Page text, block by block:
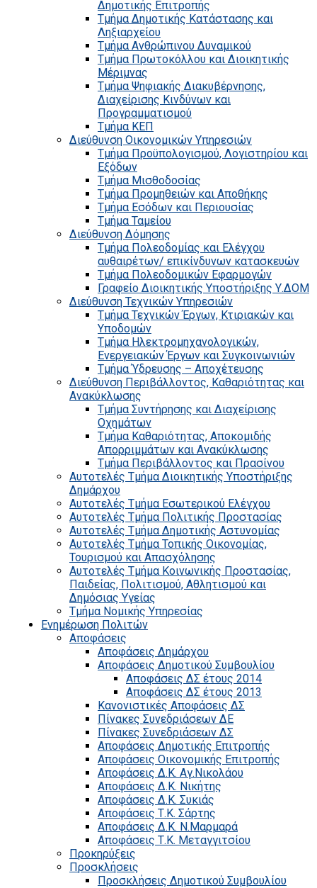
Δημοτικής Επιτροπής
Τμήμα Δημοτικής Κατάστασης και
Ληξιαρχείου
Τμήμα Ανθρώπινου Δυναμικού
Τμήμα Πρωτοκόλλου και Διοικητικής
Μέριμνας
Τμήμα Ψηφιακής Διακυβέρνησης,
Διαχείρισης Κινδύνων και
Προγραμματισμού
Τμήμα ΚΕΠ
Διεύθυνση Οικονομικών Υπηρεσιών
Τμήμα Προϋπολογισμού, Λογιστηρίου και
Εξόδων
Τμήμα Μισθοδοσίας
Τμήμα Προμηθειών και Αποθήκης
Τμήμα Εσόδων και Περιουσίας
Τμήμα Ταμείου
Διεύθυνση Δόμησης
Τμήμα Πολεοδομίας και Ελέγχου
αυθαιρέτων/ επικίνδυνων κατασκευών
Τμήμα Πολεοδομικών Εφαρμογών
Γραφείο Διοικητικής Υποστήριξης Υ.ΔΟΜ
Διεύθυνση Τεχνικών Υπηρεσιών
Τμήμα Τεχνικών Έργων, Κτιριακών και
Υποδομών
Τμήμα Ηλεκτρομηχανολογικών,
Ενεργειακών Έργων και Συγκοινωνιών
Τμήμα Ύδρευσης – Αποχέτευσης
Διεύθυνση Περιβάλλοντος, Καθαριότητας και
Ανακύκλωσης
Τμήμα Συντήρησης και Διαχείρισης
Οχημάτων
Τμήμα Καθαριότητας, Αποκομιδής
Απορριμμάτων και Ανακύκλωσης
Τμήμα Περιβάλλοντος και Πρασίνου
Αυτοτελές Τμήμα Διοικητικής Υποστήριξης
Δημάρχου
Αυτοτελές Τμήμα Εσωτερικού Ελέγχου
Αυτοτελές Τμήμα Πολιτικής Προστασίας
Αυτοτελές Τμήμα Δημοτικής Αστυνομίας
Αυτοτελές Τμήμα Τοπικής Οικονομίας,
Τουρισμού και Απασχόλησης
Αυτοτελές Τμήμα Κοινωνικής Προστασίας,
Παιδείας, Πολιτισμού, Αθλητισμού και
Δημόσιας Υγείας
Τμήμα Νομικής Υπηρεσίας
Ενημέρωση Πολιτών
Αποφάσεις
Αποφάσεις Δημάρχου
Αποφάσεις Δημοτικού Συμβουλίου
Αποφάσεις ΔΣ έτους 2014
Αποφάσεις ΔΣ έτους 2013
Κανονιστικές Αποφάσεις ΔΣ
Πίνακες Συνεδριάσεων ΔΕ
Πίνακες Συνεδριάσεων ΔΣ
Αποφάσεις Δημοτικής Επιτροπής
Αποφάσεις Οικονομικής Επιτροπής
Αποφάσεις Δ.Κ. Αγ.Νικολάου
Αποφάσεις Δ.Κ. Νικήτης
Αποφάσεις Δ.Κ. Συκιάς
Αποφάσεις Τ.Κ. Σάρτης
Αποφάσεις Δ.Κ. Ν.Μαρμαρά
Αποφάσεις Τ.Κ. Μεταγγιτσίου
Προκηρύξεις
Προσκλήσεις
Προσκλήσεις Δημοτικού Συμβουλίου